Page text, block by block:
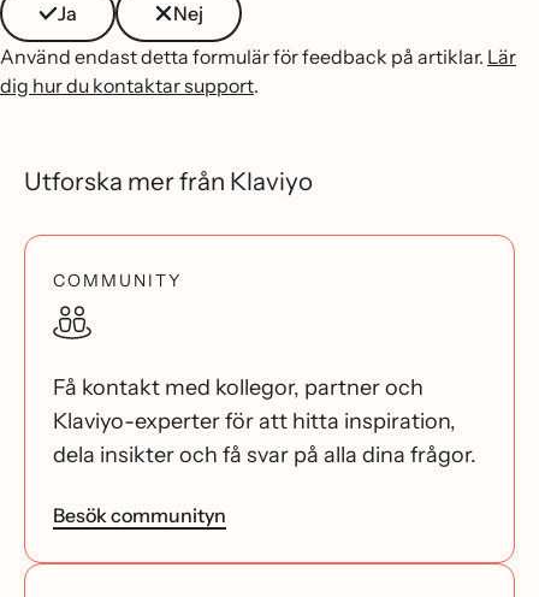
Ja
Nej
Använd endast detta formulär för feedback på artiklar. Lär
dig hur du kontaktar support.
Utforska mer från Klaviyo
COMMUNITY
Få kontakt med kollegor, partner och
Klaviyo-experter för att hitta inspiration,
dela insikter och få svar på alla dina frågor.
Besök communityn